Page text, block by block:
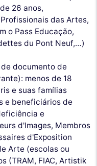
26 anos,
das Artes,
o Pass Educação,
du Pont Neuf,…)
documento de
menos de 18
e suas famílias
e beneficiários de
e
d'Images, Membros
d'Exposition
Arte (escolas ou
(TRAM, FIAC, Artistik